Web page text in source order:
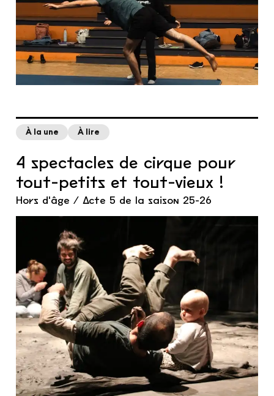
À la une À lire
4 spectacles de cirque pour
tout-petits et tout-vieux !
Hors d'âge / Acte 5 de la saison 25-26